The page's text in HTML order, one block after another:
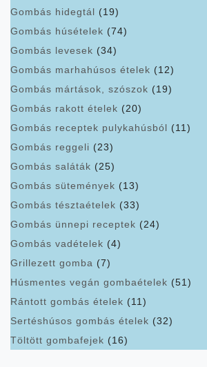
Gombás hidegtál (19)
Gombás húsételek (74)
Gombás levesek (34)
Gombás marhahúsos ételek (12)
Gombás mártások, szószok (19)
Gombás rakott ételek (20)
Gombás receptek pulykahúsból (11)
Gombás reggeli (23)
Gombás saláták (25)
Gombás sütemények (13)
Gombás tésztaételek (33)
Gombás ünnepi receptek (24)
Gombás vadételek (4)
Grillezett gomba (7)
Húsmentes vegán gombaételek (51)
Rántott gombás ételek (11)
Sertéshúsos gombás ételek (32)
Töltött gombafejek (16)